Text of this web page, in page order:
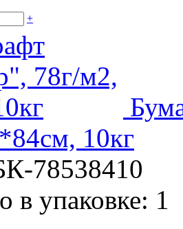
+
10кг
78538410
в упаковке: 1